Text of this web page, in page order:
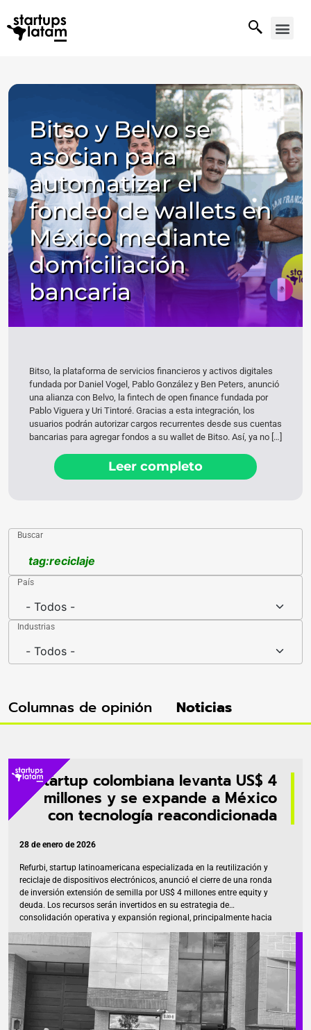
Bitso y Belvo se
asocian para
automatizar el
fondeo de wallets en
México mediante
domiciliación
bancaria
Bitso, la plataforma de servicios financieros y activos digitales
fundada por Daniel Vogel, Pablo González y Ben Peters, anunció
una alianza con Belvo, la fintech de open finance fundada por
Pablo Viguera y Uri Tintoré. Gracias a esta integración, los
usuarios podrán autorizar cargos recurrentes desde sus cuentas
bancarias para agregar fondos a su wallet de Bitso. Así, ya no […]
Leer completo
Buscar
País
Industrias
Columnas de opinión Noticias
Startup colombiana levanta US$ 4
millones y se expande a México
con tecnología reacondicionada
28 de enero de 2026
Refurbi, startup latinoamericana especializada en la reutilización y
reciclaje de dispositivos electrónicos, anunció el cierre de una ronda
de inversión extensión de semilla por US$ 4 millones entre equity y
deuda. Los recursos serán invertidos en su estrategia de
consolidación operativa y expansión regional, principalmente hacia
México. La ronda fue encabezada por el fondo Latin Leap y contó con
la participación de inversionistas de impacto y financieros como PSM
Impact Ventures y Epic Angels, así como entidades multilaterales y
bancarias como el Banco Interamericano de Desarrollo (BID) y Banco
Itaú. Fundada en Colombia, Refurbi nació con el propósito de acelerar
[…]